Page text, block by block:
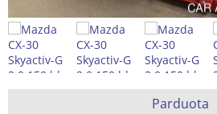
Parduota